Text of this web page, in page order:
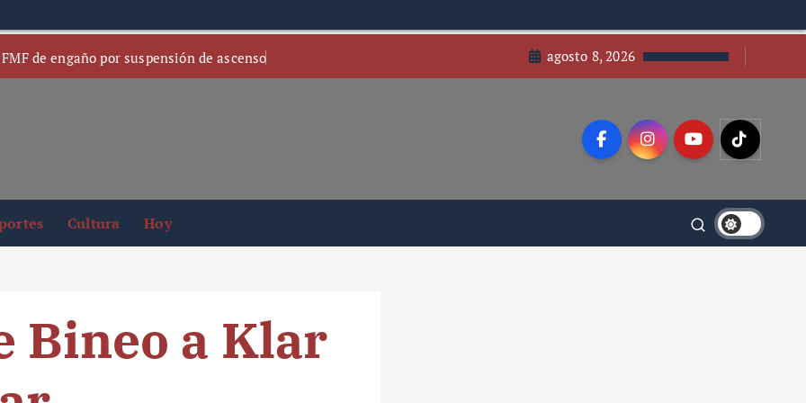
de engaño por suspensión de ascenso agosto 8, 2026
Cultura Hoy
Bineo a Klar